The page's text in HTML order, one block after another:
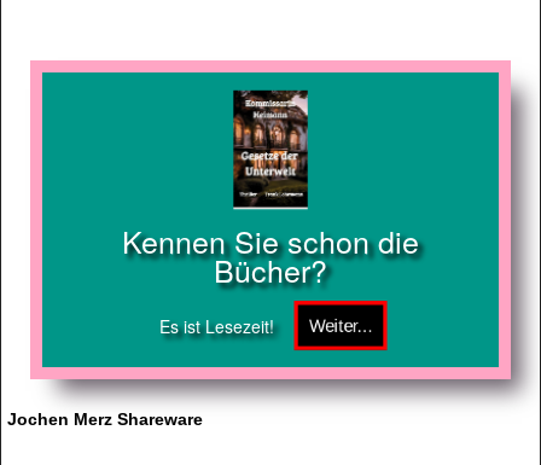
Kennen Sie schon die
Bücher?
Es ist Lesezeit!
Jochen Merz Shareware